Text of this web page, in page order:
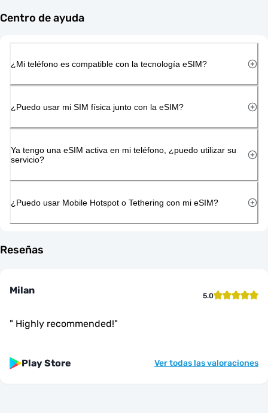
Centro de ayuda
¿Mi teléfono es compatible con la tecnología eSIM?
¿Puedo usar mi SIM física junto con la eSIM?
Ya tengo una eSIM activa en mi teléfono, ¿puedo utilizar su
servicio?
¿Puedo usar Mobile Hotspot o Tethering con mi eSIM?
Reseñas
Milan 5.0
" Highly recommended!"
Play Store Ver todas las valoraciones